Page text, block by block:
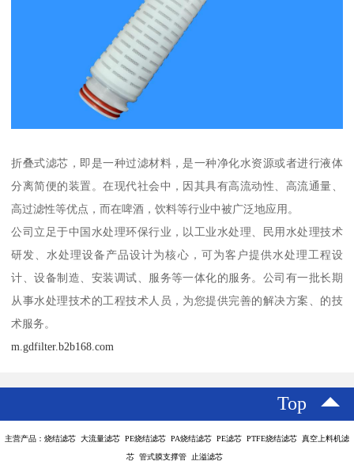
折叠式滤芯，即是一种过滤材料，是一种净化水资源或者进行液体
分离简便的装置。在现代社会中，因其具有高流动性、高流通量、
高过滤性等优点，而在啤酒，饮料等行业中被广泛地应用。
公司立足于中国水处理环保行业，以工业水处理、民用水处理技术
研发、水处理设备产品设计为核心，可为客户提供水处理工程设
计、设备制造、安装调试、服务等一体化的服务。公司有一批长期
从事水处理技术的工程技术人员，为您提供完善的解决方案、的技
术服务。
m.gdfilter.b2b168.com
Top
主营产品：烧结滤芯 大流量滤芯 PE烧结滤芯 PA烧结滤芯 PE滤芯 PTFE烧结滤芯 真空上料机滤
芯 管式膜支撑管 止溢滤芯